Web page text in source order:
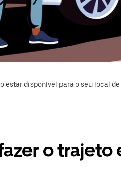
estar disponível para o seu local
o trajeto